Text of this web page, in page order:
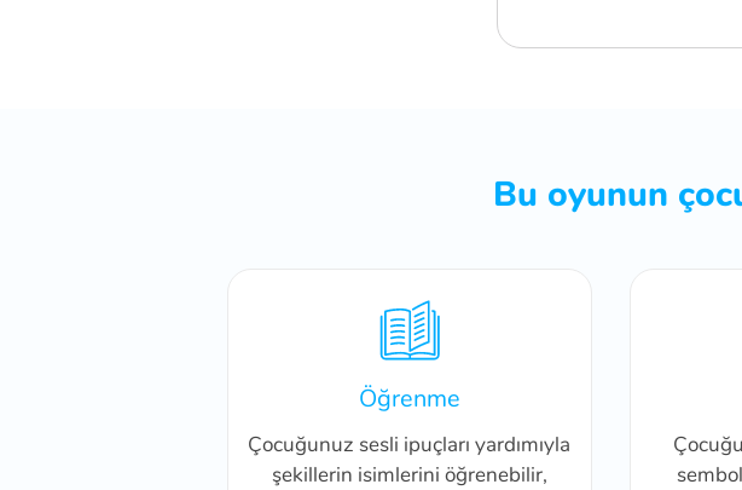
Bu oyunun
Öğrenme
Çocuğunuz sesli ipuçları yardımıyla
şekillerin isimlerini öğrenebilir,